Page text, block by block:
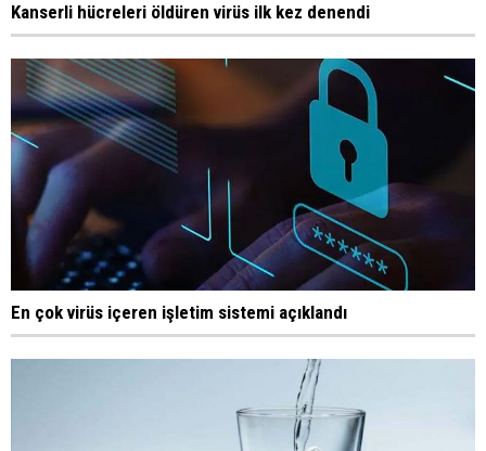
Kanserli hücreleri öldüren virüs ilk kez denendi
En çok virüs içeren işletim sistemi açıklandı